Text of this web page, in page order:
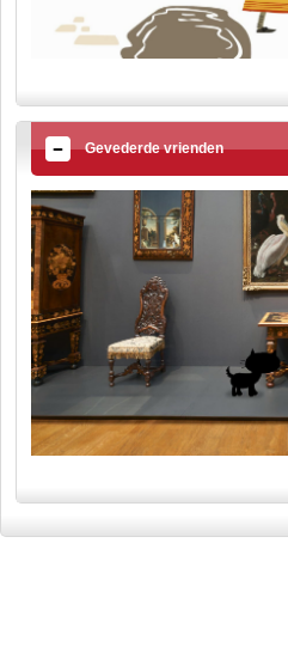
Gevederde vrienden